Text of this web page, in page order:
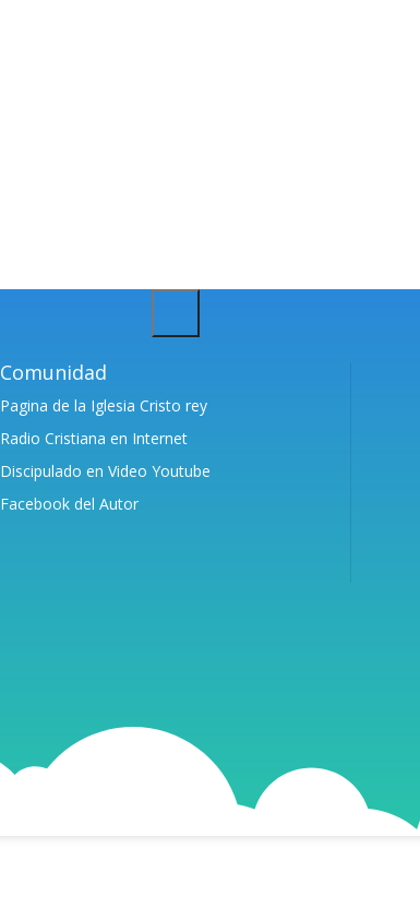
Comunidad
Pagina de la Iglesia Cristo rey
Radio Cristiana en Internet
Discipulado en Video Youtube
Facebook del Autor